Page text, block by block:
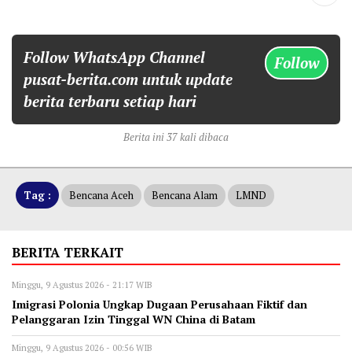
Follow WhatsApp Channel
pusat-berita.com untuk update
berita terbaru setiap hari
Follow
Berita ini 37 kali dibaca
Tag : Bencana Aceh Bencana Alam LMND
BERITA TERKAIT
Minggu, 9 Agustus 2026 - 21:17 WIB
Imigrasi Polonia Ungkap Dugaan Perusahaan Fiktif dan
Pelanggaran Izin Tinggal WN China di Batam
Minggu, 9 Agustus 2026 - 00:56 WIB